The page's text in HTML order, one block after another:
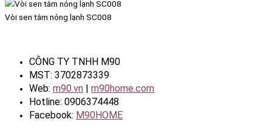
Vòi sen tắm nóng lạnh SC008
CÔNG TY TNHH M90
MST: 3702873339
Web: m90.vn
m90home.com
Hotline: 0906374448
Facebook: M90HOME